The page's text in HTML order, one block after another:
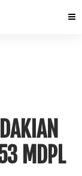
MDPL